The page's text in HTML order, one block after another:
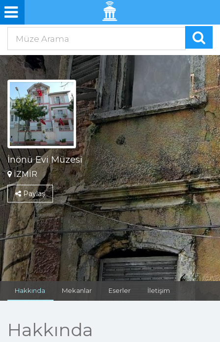
İnönü Evi Müzesi
İZMİR
Paylaş
Hakkında Mekanlar Eserler İletişim
Hakkında